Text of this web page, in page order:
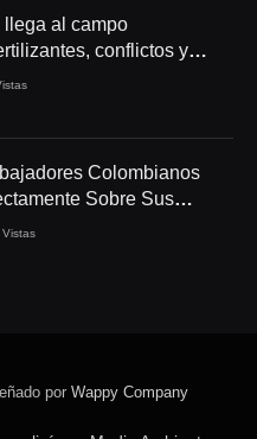
llega al campo
conflictos y
Colombianos
Sobre Sus
Vistas
por Wappy Company